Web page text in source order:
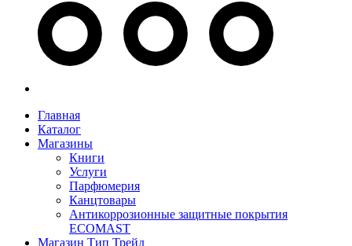
Главная
Каталог
Магазины
Книги
Услуги
Парфюмерия
Канцтовары
Антикоррозионные защитные покрытия
ECOMAST
Магазин Тип Трейд